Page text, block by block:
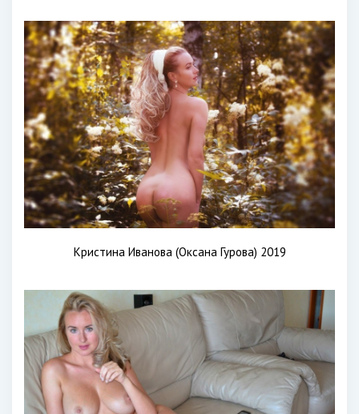
Кристина Иванова (Оксана Гурова) 2019